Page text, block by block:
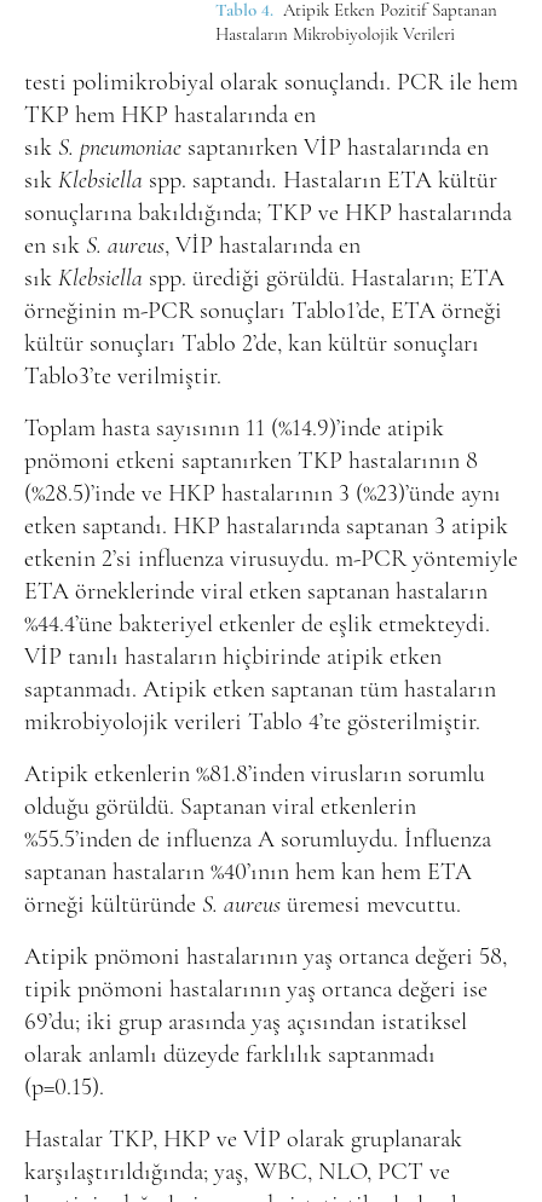
Tablo 4. Atipik Etken Pozitif Saptanan
Hastaların Mikrobiyolojik Verileri
testi polimikrobiyal olarak sonuçlandı. PCR ile hem
TKP hem HKP hastalarında en
sık S. pneumoniae saptanırken VİP hastalarında en
sık Klebsiella spp. saptandı. Hastaların ETA kültür
sonuçlarına bakıldığında; TKP ve HKP hastalarında
en sık S. aureus, VİP hastalarında en
sık Klebsiella spp. ürediği görüldü. Hastaların; ETA
örneğinin m-PCR sonuçları Tablo1’de, ETA örneği
kültür sonuçları Tablo 2’de, kan kültür sonuçları
Tablo3’te verilmiştir.
Toplam hasta sayısının 11 (%14.9)’inde atipik
pnömoni etkeni saptanırken TKP hastalarının 8
(%28.5)’inde ve HKP hastalarının 3 (%23)’ünde aynı
etken saptandı. HKP hastalarında saptanan 3 atipik
etkenin 2’si influenza virusuydu. m-PCR yöntemiyle
ETA örneklerinde viral etken saptanan hastaların
%44.4’üne bakteriyel etkenler de eşlik etmekteydi.
VİP tanılı hastaların hiçbirinde atipik etken
saptanmadı. Atipik etken saptanan tüm hastaların
mikrobiyolojik verileri Tablo 4’te gösterilmiştir.
Atipik etkenlerin %81.8’inden virusların sorumlu
olduğu görüldü. Saptanan viral etkenlerin
%55.5’inden de influenza A sorumluydu. İnfluenza
saptanan hastaların %40’ının hem kan hem ETA
örneği kültüründe S. aureus üremesi mevcuttu.
Atipik pnömoni hastalarının yaş ortanca değeri 58,
tipik pnömoni hastalarının yaş ortanca değeri ise
69’du; iki grup arasında yaş açısından istatiksel
olarak anlamlı düzeyde farklılık saptanmadı
(p=0.15).
Hastalar TKP, HKP ve VİP olarak gruplanarak
karşılaştırıldığında; yaş, WBC, NLO, PCT ve